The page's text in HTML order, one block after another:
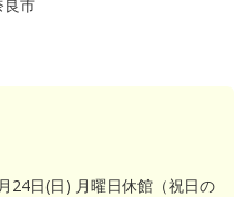
良市
24日(日) 月曜日休館（祝日の